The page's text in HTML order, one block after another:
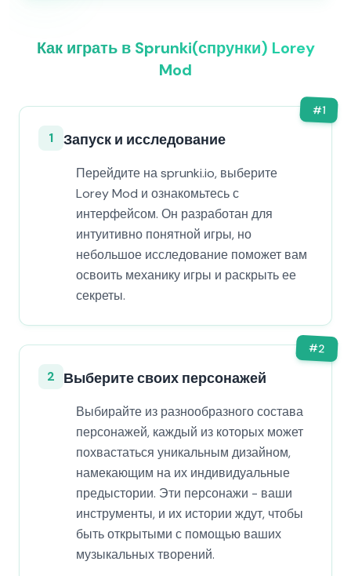
Как играть в Sprunki(спрунки) Lorey
Mod
#1
1 Запуск и исследование
Перейдите на sprunki.io, выберите
Lorey Mod и ознакомьтесь с
интерфейсом. Он разработан для
интуитивно понятной игры, но
небольшое исследование поможет вам
освоить механику игры и раскрыть ее
секреты.
#2
2 Выберите своих персонажей
Выбирайте из разнообразного состава
персонажей, каждый из которых может
похвастаться уникальным дизайном,
намекающим на их индивидуальные
предыстории. Эти персонажи - ваши
инструменты, и их истории ждут, чтобы
быть открытыми с помощью ваших
музыкальных творений.